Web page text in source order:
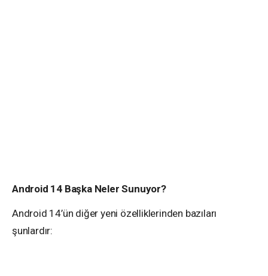
Android 14 Başka Neler Sunuyor?
Android 14’ün diğer yeni özelliklerinden bazıları
şunlardır: